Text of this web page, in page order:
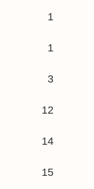
1
1
3
12
14
15